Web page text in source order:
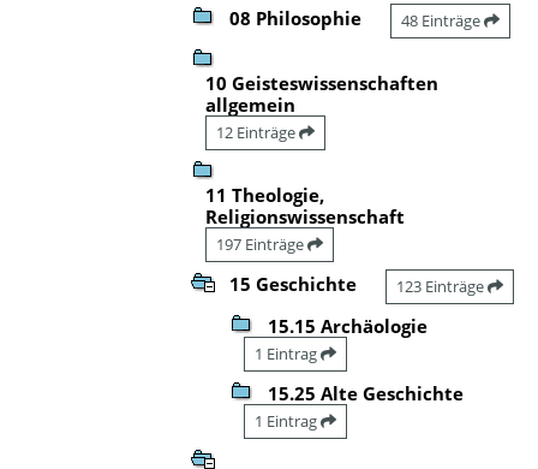
08 Philosophie 48 Einträge
10 Geisteswissenschaften
allgemein
12 Einträge
11 Theologie,
Religionswissenschaft
197 Einträge
15 Geschichte 123 Einträge
15.15 Archäologie
1 Eintrag
15.25 Alte Geschichte
1 Eintrag